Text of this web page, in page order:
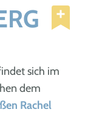
sich im
dem
Rachel